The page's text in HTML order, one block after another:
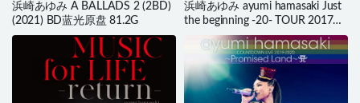
浜崎あゆみ A BALLADS 2 (2BD)
(2021) BD蓝光原盘 81.2G
浜崎あゆみ ayumi hamasaki Just
the beginning -20- TOUR 2017
2018.2.20 Okinawa Convention
Center (2018) BD蓝光原盘 35.9G